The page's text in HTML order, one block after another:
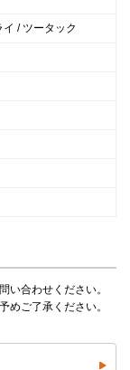
/ ツータック
い合わせください。
めご了承ください。